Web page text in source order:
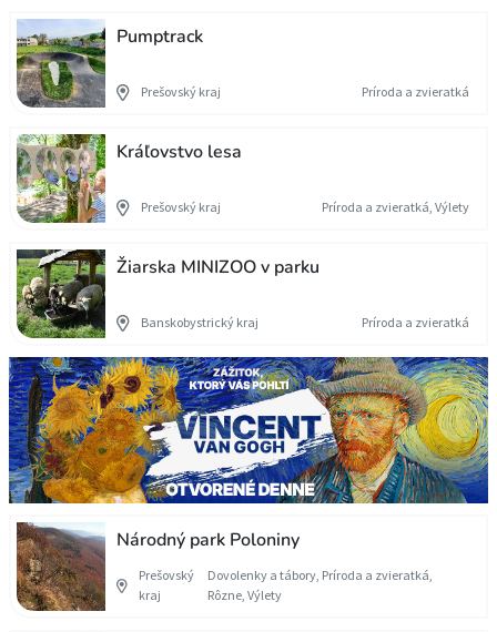
Pumptrack
Prešovský kraj Príroda a zvieratká
Kráľovstvo lesa
Prešovský kraj Príroda a zvieratká, Výlety
Žiarska MINIZOO v parku
Banskobystrický kraj Príroda a zvieratká
Národný park Poloniny
Prešovský
kraj
Dovolenky a tábory, Príroda a zvieratká,
Rôzne, Výlety